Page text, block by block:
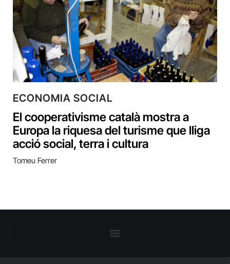
ECONOMIA SOCIAL
El cooperativisme català mostra a
Europa la riquesa del turisme que lliga
acció social, terra i cultura
Tomeu Ferrer